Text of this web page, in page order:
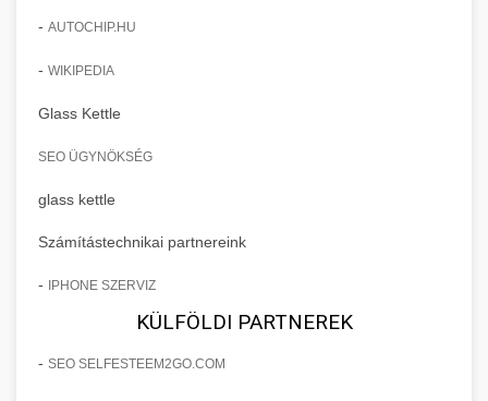
- AUTOCHIP.HU
- WIKIPEDIA
Glass Kettle
SEO ÜGYNÖKSÉG
glass kettle
Számítástechnikai partnereink
- IPHONE SZERVIZ
KÜLFÖLDI PARTNEREK
- SEO SELFESTEEM2GO.COM